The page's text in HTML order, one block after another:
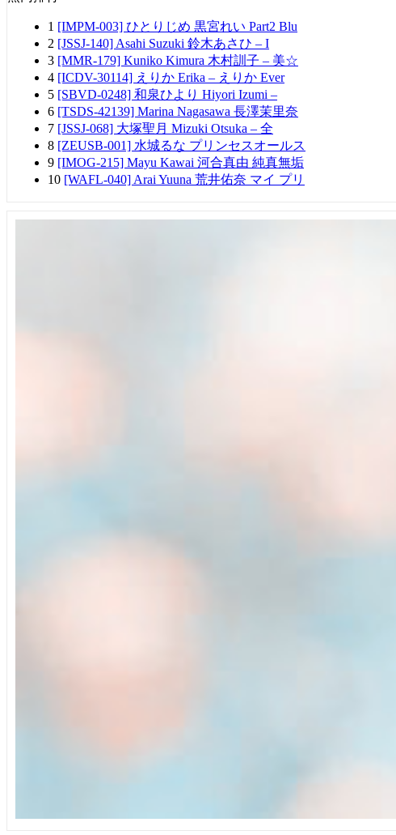
1 [IMPM-003] ひとりじめ 黒宮れい Part2 Blu
2 [JSSJ-140] Asahi Suzuki 鈴木あさひ – I
3 [MMR-179] Kuniko Kimura 木村訓子 – 美☆
4 [ICDV-30114] えりか Erika – えりか Ever
5 [SBVD-0248] 和泉ひより Hiyori Izumi –
6 [TSDS-42139] Marina Nagasawa 長澤茉里奈
7 [JSSJ-068] 大塚聖月 Mizuki Otsuka – 全
8 [ZEUSB-001] 水城るな プリンセスオールス
9 [IMOG-215] Mayu Kawai 河合真由 純真無垢
10 [WAFL-040] Arai Yuuna 荒井佑奈 マイ プリ